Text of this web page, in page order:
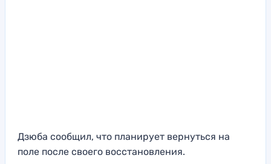
Дзюба сообщил, что планирует вернуться на
поле после своего восстановления.